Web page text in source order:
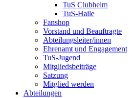
TuS Clubheim
TuS-Halle
Fanshop
Vorstand und Beauftragte
Abteilungsleiter/innen
Ehrenamt und Engagement
TuS-Jugend
Mitgliedsbeiträge
Satzung
Mitglied werden
Abteilungen